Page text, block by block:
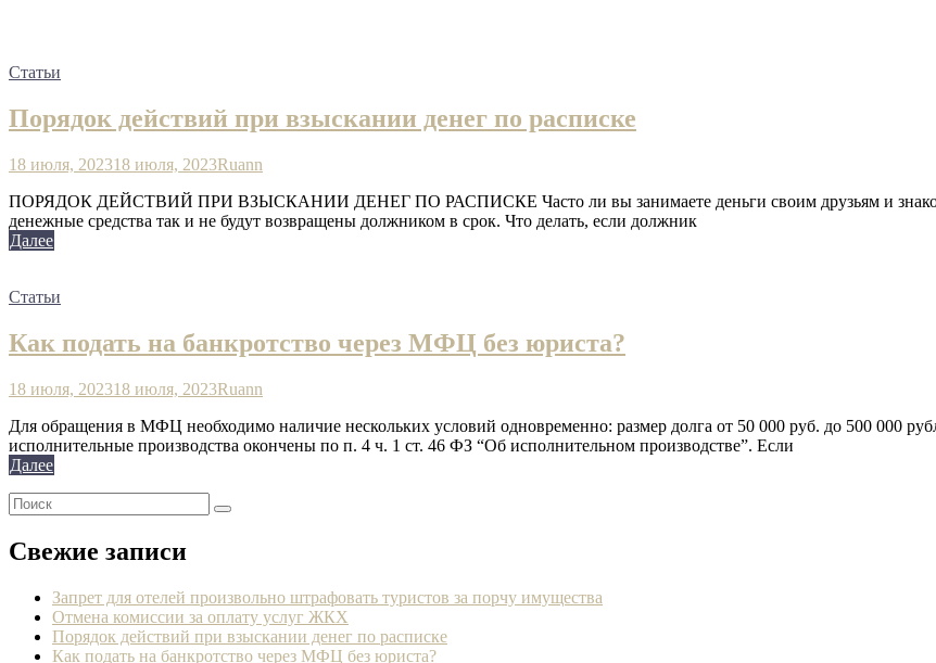
Статьи
Порядок действий при взыскании денег по расписке
18 июля, 202318 июля, 2023Ruann
ПОРЯДОК ДЕЙСТВИЙ ПРИ ВЗЫСКАНИИ ДЕНЕГ ПО РАСПИСКЕ Часто ли вы занимаете деньги своим друзьям и
денежные средства так и не будут возвращены должником в срок. Что делать, если должник
Далее
Статьи
Как подать на банкротство через МФЦ без юриста?
18 июля, 202318 июля, 2023Ruann
Для обращения в МФЦ необходимо наличие нескольких условий одновременно: размер долга от 50 000 руб. до 500 000
исполнительные производства окончены по п. 4 ч. 1 ст. 46 ФЗ “Об исполнительном производстве”. Если
Далее
Свежие записи
Запрет для отелей произвольно штрафовать туристов за порчу имущества
Отмена комиссии за оплату услуг ЖКХ
Порядок действий при взыскании денег по расписке
Как подать на банкротство через МФЦ без юриста?